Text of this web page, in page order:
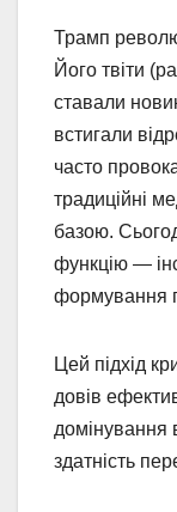
Трамп
Його твіти
ставали
встигали
часто
традиційні
базою.
функцію —
формування
Цей підхід
довів
домінування
здатність